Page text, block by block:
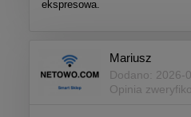
ekspresowa.
Mariusz
Dodano: 2026-
Opinia